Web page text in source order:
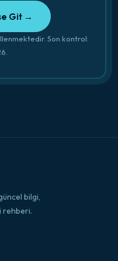
Git →
Son kontrol:
bilgi,
rehberi.